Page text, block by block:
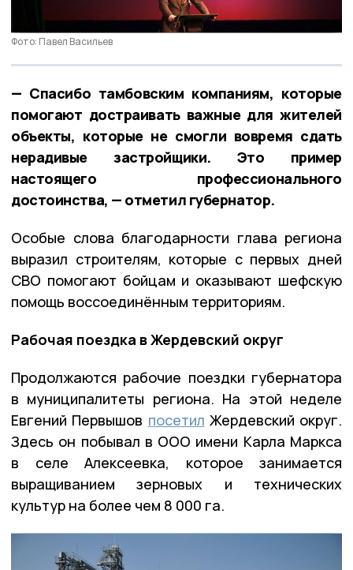
Фото: Павел Васильев
— Спасибо тамбовским компаниям, которые
помогают достраивать важные для жителей
объекты, которые не смогли вовремя сдать
нерадивые застройщики. Это пример
настоящего профессионального
достоинства, — отметил губернатор.
Особые слова благодарности глава региона
выразил строителям, которые с первых дней
СВО помогают бойцам и оказывают шефскую
помощь воссоединённым территориям.
Рабочая поездка в Жердевский округ
Продолжаются рабочие поездки губернатора
в муниципалитеты региона. На этой неделе
Евгений Первышов посетил Жердевский округ.
Здесь он побывал в ООО имени Карла Маркса
в селе Алексеевка, которое занимается
выращиванием зерновых и технических
культур на более чем 8 000 га.